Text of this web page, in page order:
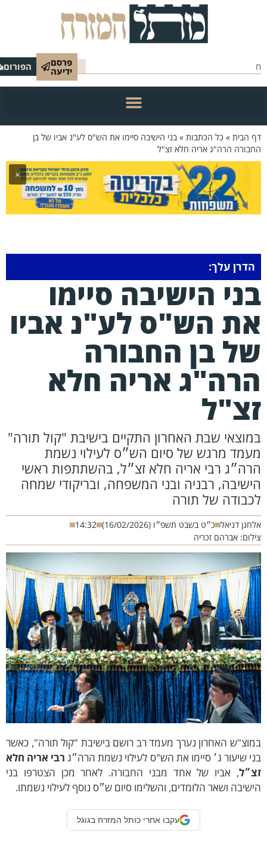
פרסם
ידיעה הפורום
הבית»כל הכתבות»בני הישיבה סיימו את הש"ס לע"נ אביו של בן
הרה"ג אריה חלא זצ"ל
×
הדרן עלך:
הישיבה סיימו
הש"ס לע"נ אביו
בן החבורה
אריה חלא
שבת האחרון התקיים בישיבת "קול תורה"
מרגש של סיום הש״ס לעילוי נשמת
רבי אריה חלא זצ״ל, בהשתתפות ראשי
רבניה ובני המשפחה, ובריקודי שמחה
של תורה
דניאל כ״ט בשבט תשפ״ו (16/02/2026)
14:32
אברהם זכריה
האחרון נערך מעמד רב רושם בישיבת "קול תורה", כאשר
שיעור ג׳ סיימו את הש"ס לעילוי נשמת הרה״גרבי אריה חלא
, אביו של אחד מבני החבורה. לאחר מכן הצטרפו בני
ושאר הלומדים, והשלימו סיום ש״ס נוסף לעילוי נשמתו.
עקבו אחרי כותל המזרח בגוגל